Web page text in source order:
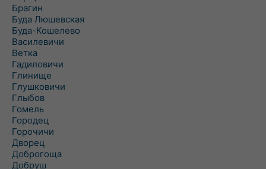
Брагин
Буда Люшевская
Буда-Кошелево
Василевичи
Ветка
Гадиловичи
Глинище
Глушковичи
Глыбов
Гомель
Городец
Горочичи
Дворец
Доброгоща
Добруш